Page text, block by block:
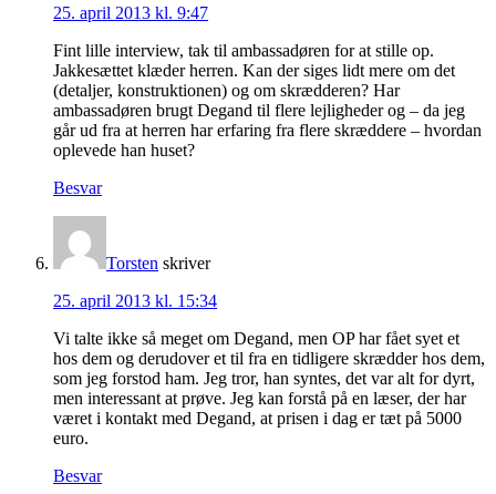
25. april 2013 kl. 9:47
Fint lille interview, tak til ambassadøren for at stille op.
Jakkesættet klæder herren. Kan der siges lidt mere om det
(detaljer, konstruktionen) og om skrædderen? Har
ambassadøren brugt Degand til flere lejligheder og – da jeg
går ud fra at herren har erfaring fra flere skræddere – hvordan
oplevede han huset?
Besvar
Torsten skriver
25. april 2013 kl. 15:34
Vi talte ikke så meget om Degand, men OP har fået syet et
hos dem og derudover et til fra en tidligere skrædder hos dem,
som jeg forstod ham. Jeg tror, han syntes, det var alt for dyrt,
men interessant at prøve. Jeg kan forstå på en læser, der har
været i kontakt med Degand, at prisen i dag er tæt på 5000
euro.
Besvar